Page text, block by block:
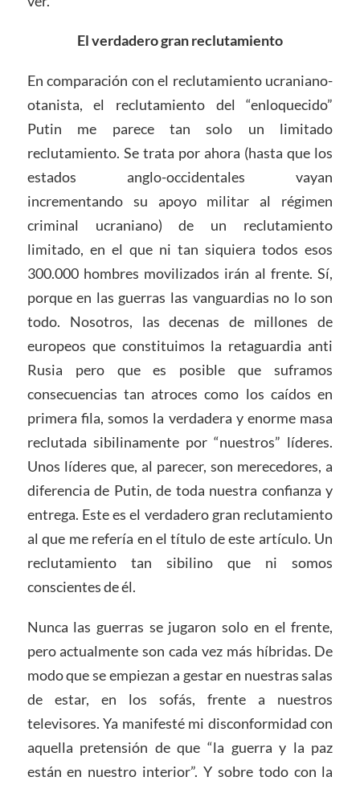
El verdadero gran reclutamiento
En comparación con el reclutamiento ucraniano-
otanista, el reclutamiento del “enloquecido”
Putin me parece tan solo un limitado
reclutamiento. Se trata por ahora (hasta que los
estados anglo-occidentales vayan
incrementando su apoyo militar al régimen
criminal ucraniano) de un reclutamiento
limitado, en el que ni tan siquiera todos esos
300.000 hombres movilizados irán al frente. Sí,
porque en las guerras las vanguardias no lo son
todo. Nosotros, las decenas de millones de
europeos que constituimos la retaguardia anti
Rusia pero que es posible que suframos
consecuencias tan atroces como los caídos en
primera fila, somos la verdadera y enorme masa
reclutada sibilinamente por “nuestros” líderes.
Unos líderes que, al parecer, son merecedores, a
diferencia de Putin, de toda nuestra confianza y
entrega. Este es el verdadero gran reclutamiento
al que me refería en el título de este artículo. Un
reclutamiento tan sibilino que ni somos
conscientes de él.
Nunca las guerras se jugaron solo en el frente,
pero actualmente son cada vez más híbridas. De
modo que se empiezan a gestar en nuestras salas
de estar, en los sofás, frente a nuestros
televisores. Ya manifesté mi disconformidad con
aquella pretensión de que “la guerra y la paz
están en nuestro interior”. Y sobre todo con la